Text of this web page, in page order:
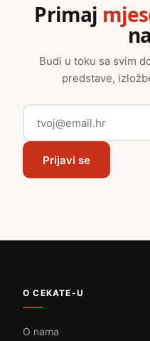
Primaj
Budi u toku sa svim
predstave,
Prijavi se
O CEKATE-U
O nama